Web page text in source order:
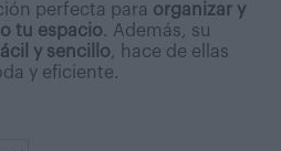
perfecta para organizar y
tu espacio. Además, su
y sencillo, hace de ellas
y eficiente.